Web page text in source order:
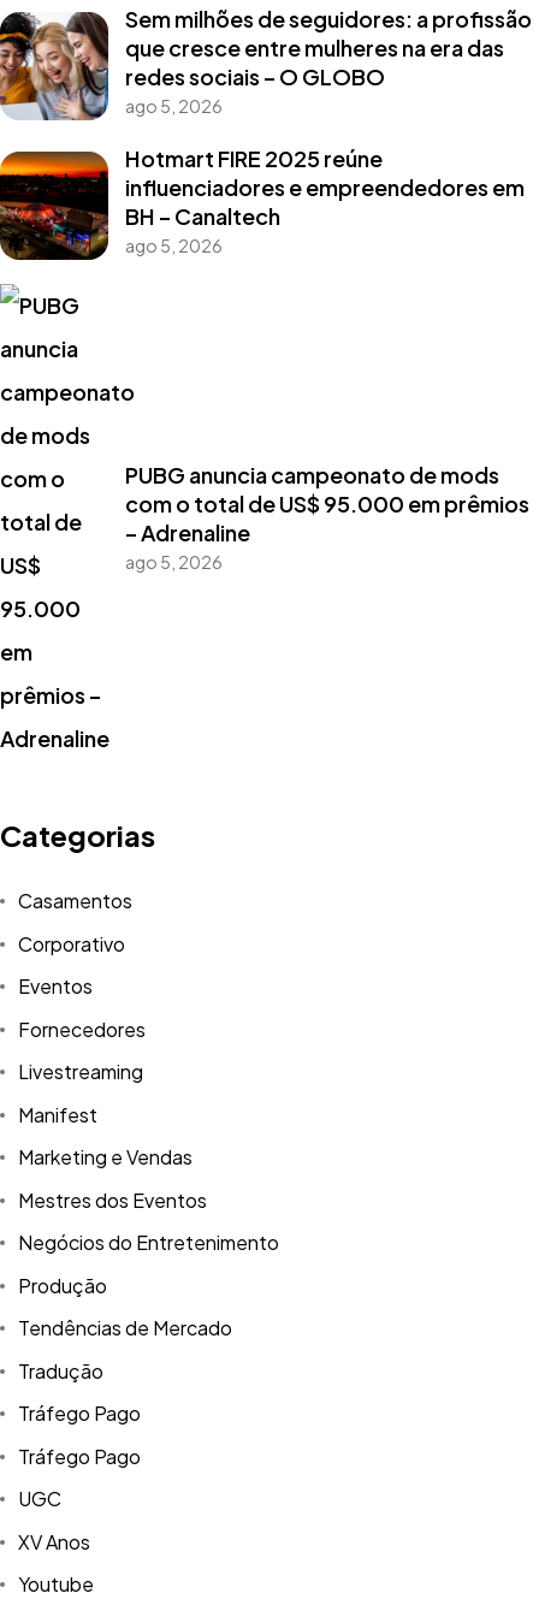
Sem milhões de seguidores: a profissão
que cresce entre mulheres na era das
redes sociais – O GLOBO
ago 5, 2026
Hotmart FIRE 2025 reúne
influenciadores e empreendedores em
BH – Canaltech
ago 5, 2026
PUBG anuncia campeonato de mods
com o total de US$ 95.000 em prêmios
– Adrenaline
ago 5, 2026
Categorias
Casamentos
Corporativo
Eventos
Fornecedores
Livestreaming
Manifest
Marketing e Vendas
Mestres dos Eventos
Negócios do Entretenimento
Produção
Tendências de Mercado
Tradução
Tráfego Pago
Tráfego Pago
UGC
XV Anos
Youtube